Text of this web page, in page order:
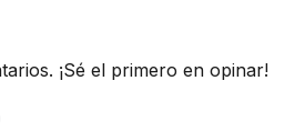
¡Sé el primero en opinar!